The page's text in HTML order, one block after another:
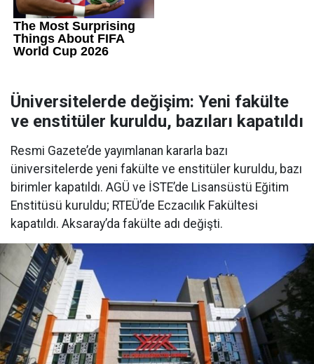
Üniversitelerde değişim: Yeni fakülte
ve enstitüler kuruldu, bazıları kapatıldı
Resmi Gazete’de yayımlanan kararla bazı
üniversitelerde yeni fakülte ve enstitüler kuruldu, bazı
birimler kapatıldı. AGÜ ve İSTE’de Lisansüstü Eğitim
Enstitüsü kuruldu; RTEÜ’de Eczacılık Fakültesi
kapatıldı. Aksaray’da fakülte adı değişti.